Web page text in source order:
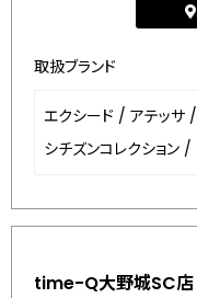
取扱ブランド
エクシード / アテッサ /
シチズンコレクション /
time-Q大野城SC店